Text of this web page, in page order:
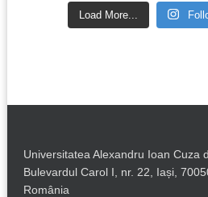
Load More...
Universitatea Alexandru Ioan Cuza
Bulevardul Carol I, nr. 22, Iași,
România